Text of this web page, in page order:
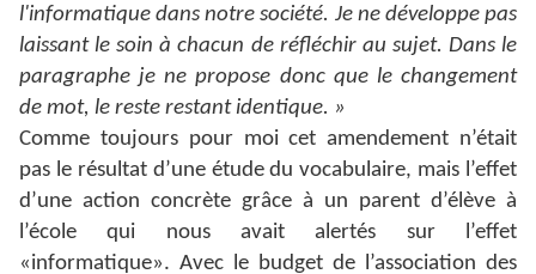
l'informatique dans notre société. Je ne développe pas
laissant le soin à chacun de réfléchir au sujet. Dans le
paragraphe je ne propose donc que le changement
de mot, le reste restant identique. »
Comme toujours pour moi cet amendement n’était
pas le résultat d’une étude du vocabulaire, mais l’effet
d’une action concrète grâce à un parent d’élève à
l’école qui nous avait alertés sur l’effet
«informatique». Avec le budget de l’association des